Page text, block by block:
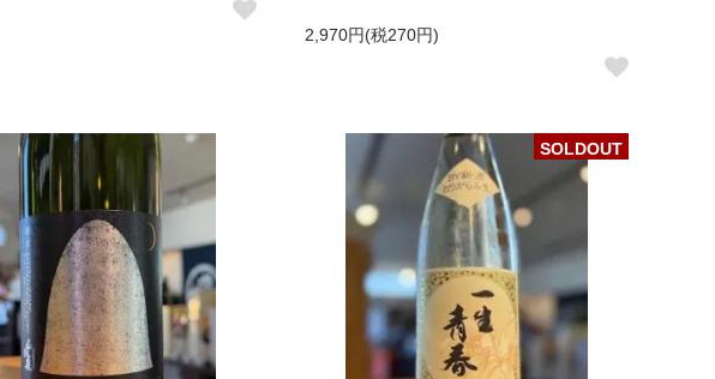
2,970円(税270円)
SOLDOUT